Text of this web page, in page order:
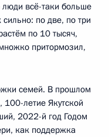
люди всё-таки больше
по две, по три
по 10 тысяч,
притормозил,
семей. В прошлом
100-летие Якутской
2022-й год Годом
как поддержка